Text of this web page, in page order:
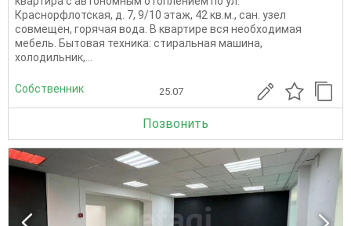
Краснорфлотская, д. 7, 9/10 этаж, 42 кв.м., сан. узел
совмещен, горячая вода. В квартире вся необходимая
мебель. Бытовая техника: стиральная машина,
холодильник,...
Собственник 25.07
Позвонить